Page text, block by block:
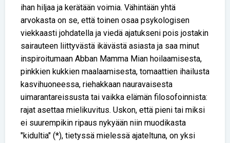
ihan hiljaa ja kerätään voimia. Vähintään yhtä
arvokasta on se, että toinen osaa psykologisen
viekkaasti johdatella ja viedä ajatukseni pois jostakin
sairauteen liittyvästä ikävästä asiasta ja saa minut
inspiroitumaan Abban Mamma Mian hoilaamisesta,
pinkkien kukkien maalaamisesta, tomaattien ihailusta
kasvihuoneessa, riehakkaan nauravaisesta
uimarantareissusta tai vaikka elämän filosofoinnista:
rajat asettaa mielikuvitus. Uskon, että pieni tai miksi
ei suurempikin ripaus nykyään niin muodikasta
"kidultia" (*), tietyssä mielessä ajateltuna, on yksi